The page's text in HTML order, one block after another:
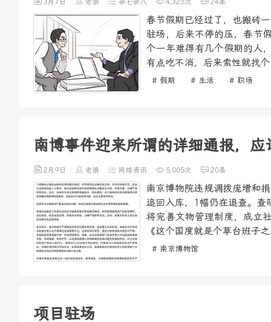
3月7日 老狼 杂七杂八 4,323次 24条
春节假期已经过了，也搬砖
驻场，后来不停的压，春节
个一年难得有几个假期的人
有点吃不消，后来索性就找
# 假期 # 生活 # 职场
南博事件迎来所谓的详细通报，应
2月9日 老狼 网络资讯 5,005次 20条
南京博物院违规调拨庞增和
追回入库，1幅仍在追查。查
将完善文物管理制度，成立
《这个国度就是个草台班子
# 南京博物馆
项目驻场